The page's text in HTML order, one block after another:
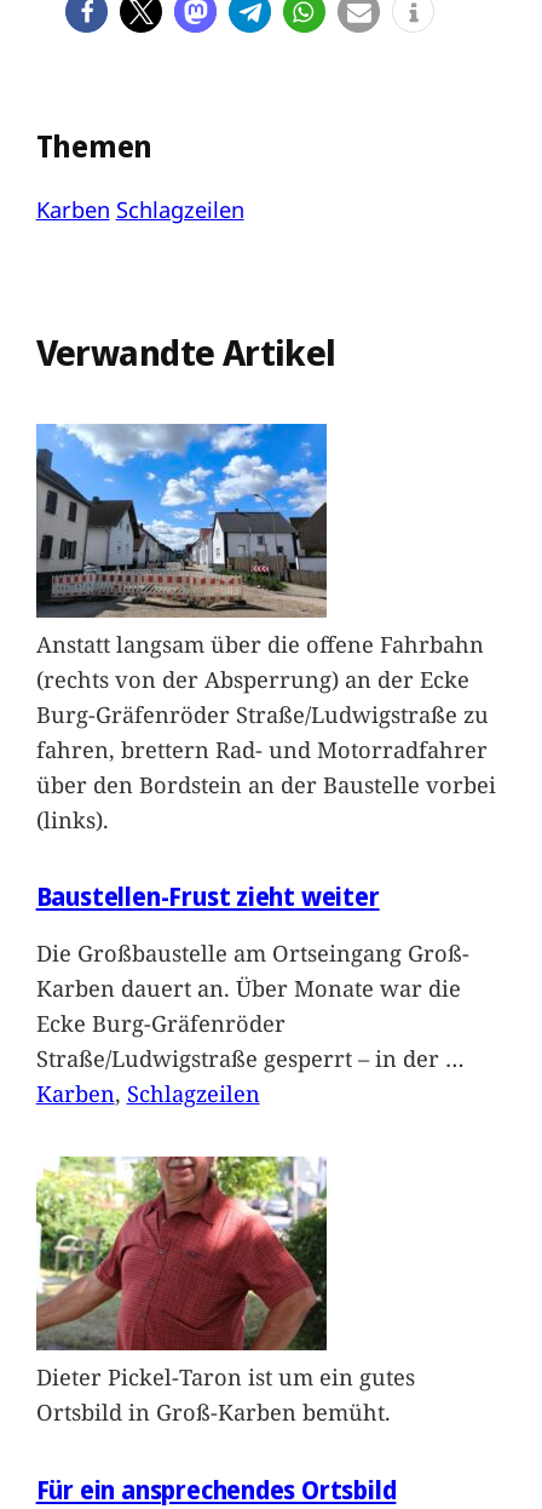
Themen
Karben Schlagzeilen
Verwandte Artikel
Anstatt langsam über die offene Fahrbahn
(rechts von der Absperrung) an der Ecke
Burg-Gräfenröder Straße/Ludwigstraße zu
fahren, brettern Rad- und Motorradfahrer
über den Bordstein an der Baustelle vorbei
(links).
Baustellen-Frust zieht weiter
Die Großbaustelle am Ortseingang Groß-
Karben dauert an. Über Monate war die
Ecke Burg-Gräfenröder
Straße/Ludwigstraße gesperrt – in der …
Karben, Schlagzeilen
Dieter Pickel-Taron ist um ein gutes
Ortsbild in Groß-Karben bemüht.
Für ein ansprechendes Ortsbild